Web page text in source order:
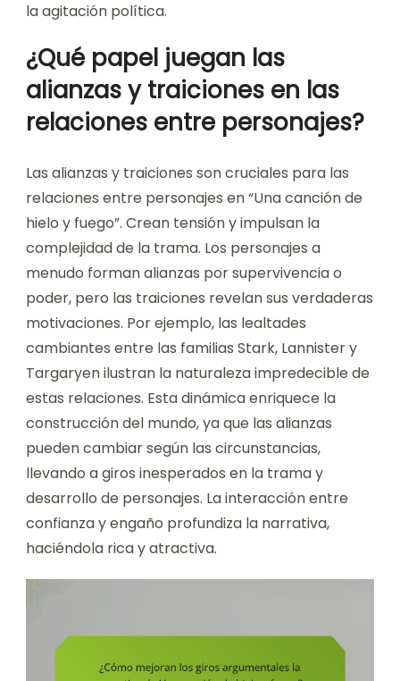
la agitación política.
¿Qué papel juegan las
alianzas y traiciones en las
relaciones entre personajes?
Las alianzas y traiciones son cruciales para las
relaciones entre personajes en “Una canción de
hielo y fuego”. Crean tensión y impulsan la
complejidad de la trama. Los personajes a
menudo forman alianzas por supervivencia o
poder, pero las traiciones revelan sus verdaderas
motivaciones. Por ejemplo, las lealtades
cambiantes entre las familias Stark, Lannister y
Targaryen ilustran la naturaleza impredecible de
estas relaciones. Esta dinámica enriquece la
construcción del mundo, ya que las alianzas
pueden cambiar según las circunstancias,
llevando a giros inesperados en la trama y
desarrollo de personajes. La interacción entre
confianza y engaño profundiza la narrativa,
haciéndola rica y atractiva.